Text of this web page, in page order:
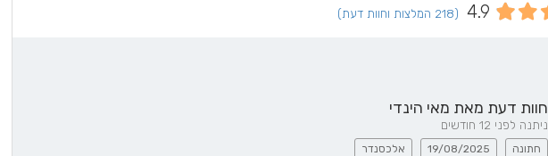
4.9 (218 המלצות וחוות דעת)
חוות דעת מאת מאי הינדי
ניתנה לפני 12 חודשים
חתונה 19/08/2025 אלכסנדר